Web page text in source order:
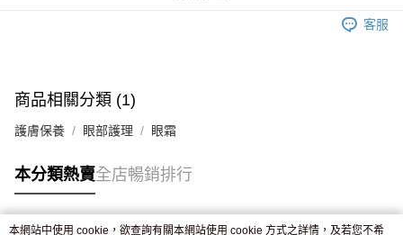
客服
商品相關分類 (1)
護膚保養 眼部護理 眼霜
本分類熱賣全店暢銷排行
本網站中使用 cookie，欲查詢有關本網站使用 cookie 方式之詳情，及若您不希